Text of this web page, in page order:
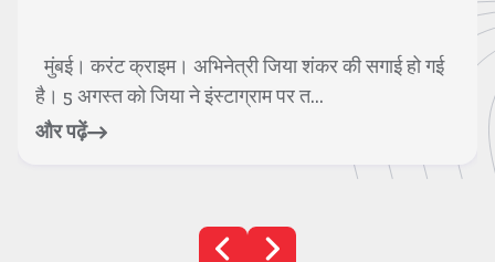
मुंबई। करंट क्राइम। अभिनेत्री जिया शंकर की सगाई हो गई
है। 5 अगस्त को जिया ने इंस्टाग्राम पर त...
और पढ़ें